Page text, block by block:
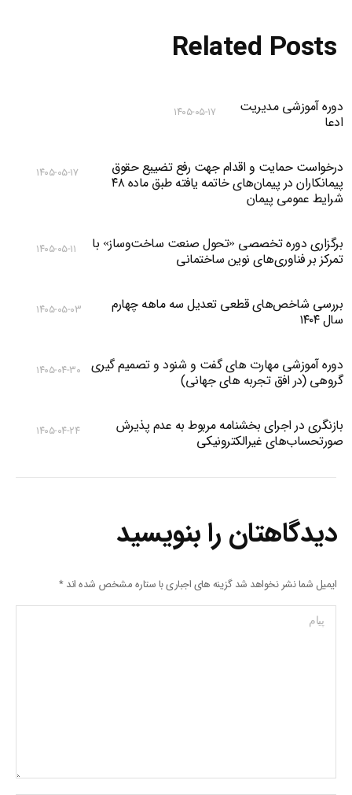
Related Posts
دوره آموزشی مدیریت
ادعا
۱۴۰۵-۰۵-۱۷
درخواست حمایت و اقدام جهت رفع تضییع حقوق
پیمانکاران در پیمان‌های خاتمه یافته طبق ماده ۴۸
شرایط عمومی پیمان
۱۴۰۵-۰۵-۱۷
برگزاری دوره تخصصی «تحول صنعت ساخت‌وساز» با
تمرکز بر فناوری‌های نوین ساختمانی
۱۴۰۵-۰۵-۱۱
بررسی شاخص‌های قطعی تعدیل سه ماهه چهارم
سال ۱۴۰۴
۱۴۰۵-۰۵-۰۳
دوره آموزشی مهارت های گفت و شنود و تصمیم گیری
گروهی (در افق تجربه های جهانی)
۱۴۰۵-۰۴-۳۰
بازنگری در اجرای بخشنامه مربوط به عدم پذیرش
صورتحساب‌های غیرالکترونیکی
۱۴۰۵-۰۴-۲۴
دیدگاهتان را بنویسید
ایمیل شما نشر نخواهد شد گزینه های اجباری با ستاره مشخص شده اند*
پیام